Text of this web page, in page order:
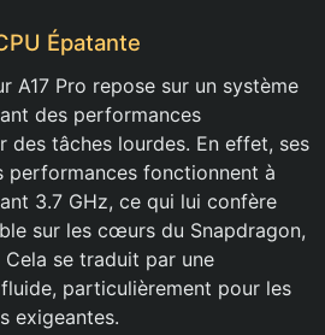
Épatante
A17 Pro repose sur un système
des performances
des tâches lourdes. En effet, ses
fonctionnent à
3.7 GHz, ce qui lui confère
sur les cœurs du Snapdragon,
se traduit par une
particulièrement pour les
exigeantes.